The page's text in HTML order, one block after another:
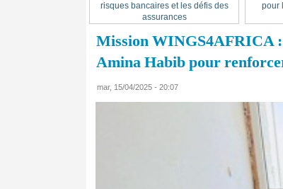
pour
risques bancaires et les défis des
assurances
Mission WINGS4AFRICA :
Amina Habib pour
mar, 15/04/2025 - 20:07